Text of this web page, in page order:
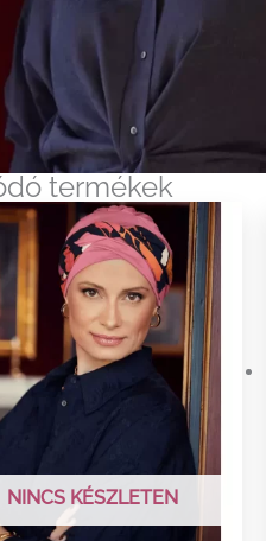
termékek
NINCS KÉSZLETEN